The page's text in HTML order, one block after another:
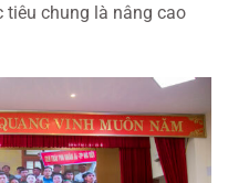
chung là nâng cao